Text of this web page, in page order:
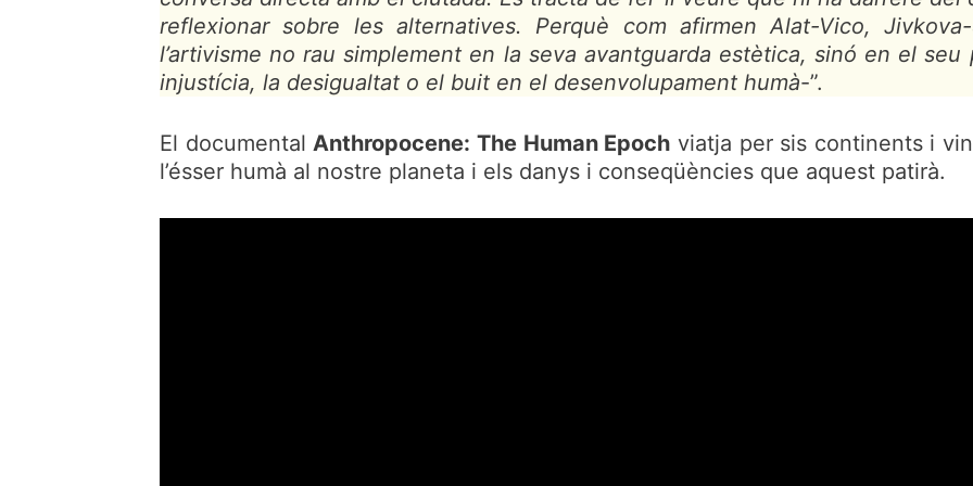
reflexionar sobre les alternatives. Perquè com afirmen Alat-Vico,
l’artivisme no rau simplement en la seva avantguarda estètica, sinó en el
injustícia, la desigualtat o el buit en el desenvolupament humà-”.
El documentalAnthropocene: The Human Epoch viatja per sis continents i
l’ésser humà al nostre planeta i els danys i conseqüències que aquest patirà.